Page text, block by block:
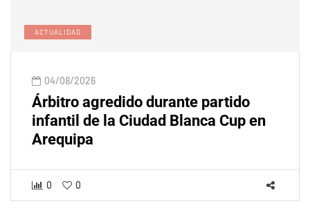
ACTUALIDAD
04/08/2026
Árbitro agredido durante partido
infantil de la Ciudad Blanca Cup en
Arequipa
0 0